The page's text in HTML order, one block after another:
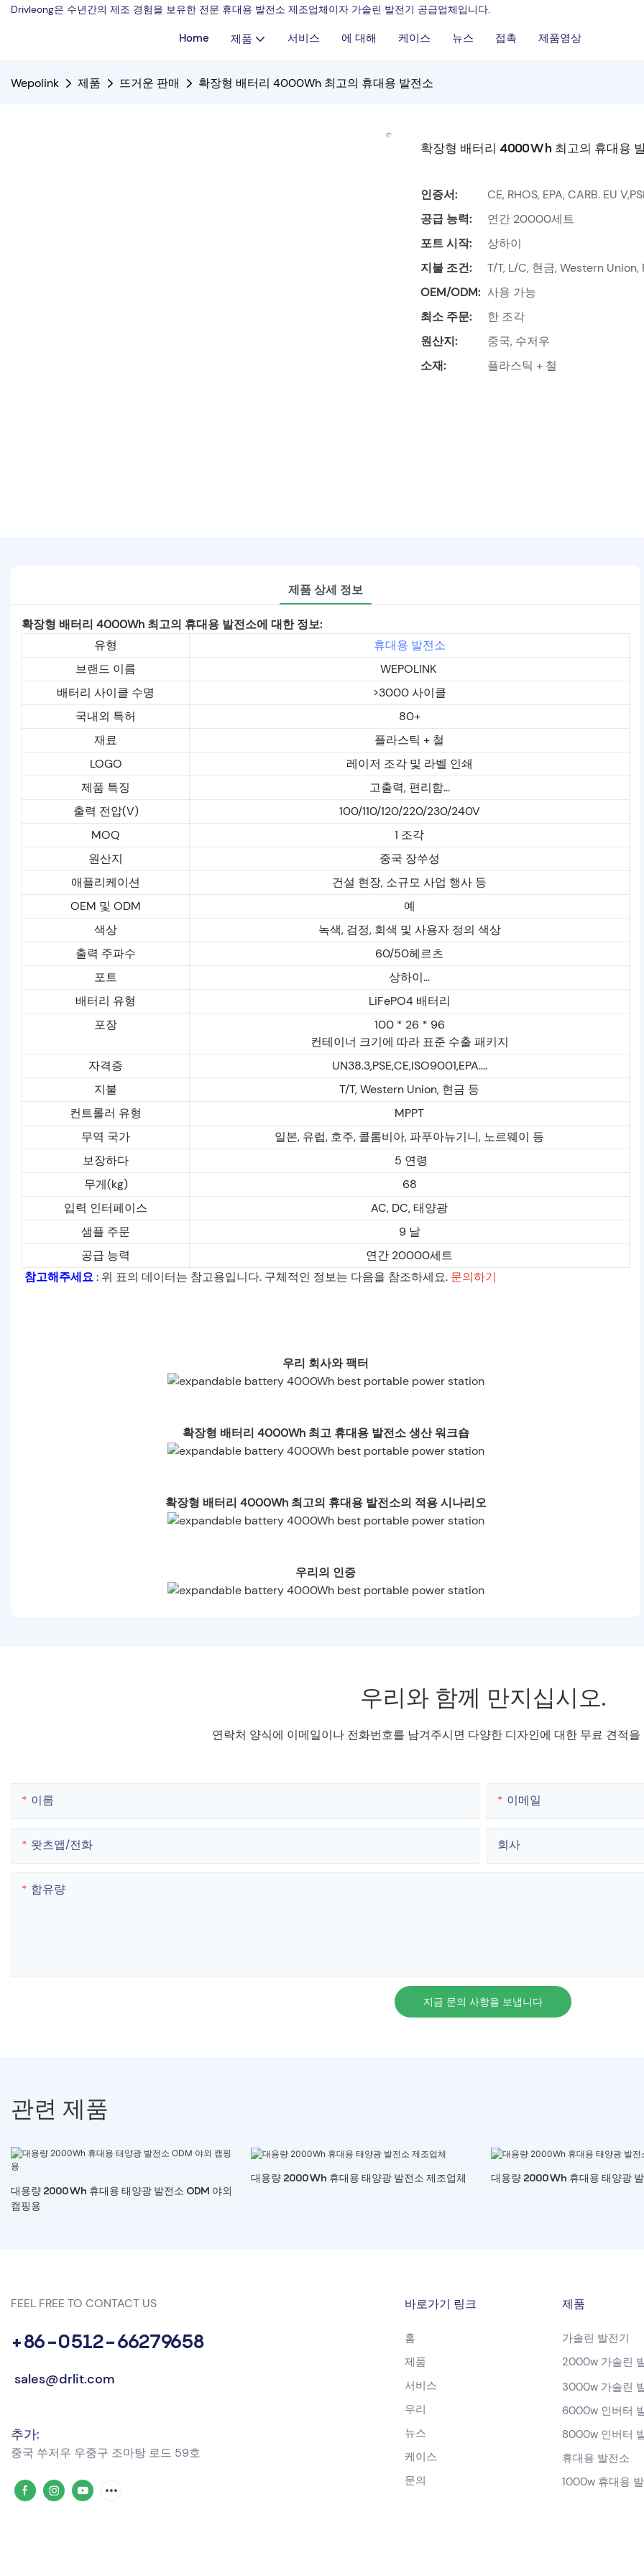
Drivleong은 수년간의 제조 경험을 보유한 전문 휴대용 발전소 제조업체이자 가솔린 발전기 공급업체입니다.
Home 제품 서비스 에 대해 케이스 뉴스 접촉 제품영상
Wepolink 제품 뜨거운 판매 확장형 배터리 4000Wh 최고의 휴대용 발전소
확장형 배터리 4000Wh 최고의 휴대용
인증서:
CE, RHOS, EPA, CARB. EU
공급 능력:
연간 20000세트
포트 시작:
상하이
지불 조건:
T/T, L/C, 현금, Western Union,
OEM/ODM: 사용 가능
최소 주문:
한 조각
원산지:
중국, 수저우
소재:
플라스틱 + 철
제품 상세 정보
확장형 배터리 4000Wh 최고의 휴대용 발전소에 대한 정보:
유형
휴대용 발전소
브랜드 이름
WEPOLINK
배터리 사이클 수명
>3000 사이클
국내외 특허
80+
재료
플라스틱 + 철
LOGO
레이저 조각 및 라벨 인쇄
제품 특징
고출력, 편리함...
출력 전압(V)
100/110/120/220/230/240V
MOQ
1 조각
원산지
중국 장쑤성
애플리케이션
건설 현장, 소규모 사업 행사 등
OEM 및 ODM
예
색상
녹색, 검정, 회색 및 사용자 정의 색상
출력 주파수
60/50헤르츠
포트
상하이...
배터리 유형
LiFePO4 배터리
포장
100 * 26 * 96
컨테이너 크기에 따라 표준 수출 패키지
자격증
UN38.3,PSE,CE,ISO9001,EPA....
지불
T/T, Western Union, 현금 등
컨트롤러 유형
MPPT
무역 국가
일본, 유럽, 호주, 콜롬비아, 파푸아뉴기니, 노르웨이 등
보장하다
5 연령
무게(kg)
68
입력 인터페이스
AC, DC, 태양광
샘플 주문
9 날
공급 능력
연간 20000세트
참고해주세요: 위 표의 데이터는 참고용입니다. 구체적인 정보는 다음을 참조하세요. 문의하기
우리 회사와 팩터
확장형 배터리 4000Wh 최고 휴대용 발전소 생산 워크숍
확장형 배터리 4000Wh 최고의 휴대용 발전소의 적용 시나리오
우리의 인증
우리와 함께 만지십시오.
연락처 양식에 이메일이나 전화번호를 남겨주시면 다양한 디자인에 대한 무료 견적
이름 이메일
왓츠앱/전화 회사
함유량
지금 문의 사항을 보냅니다
관련 제품
대용량 2000Wh 휴대용 태양광 발전소 ODM 야외
캠핑용
대용량 2000Wh 휴대용 태양광 발전소 제조업체 대용량 2000Wh 휴대용 태양광
FEEL FREE TO CONTACT US
+86-0512-66279658
sales@drlit.com
추가:
중국 쑤저우 우중구 조마탕 ​​로드 59호
바로가기 링크
홈
제품
서비스
우리
뉴스
케이스
문의
제품
가솔린 발전기
2000w 가솔린
3000w 가솔린
6000w 인버터
8000w 인버터
휴대용 발전소
1000w 휴대용